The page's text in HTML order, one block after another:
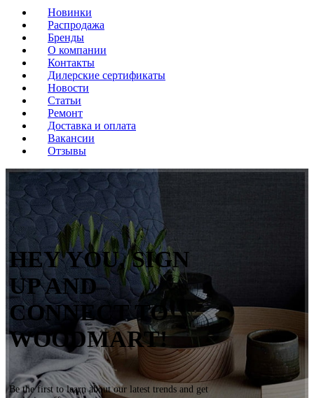
Новинки
Распродажа
Бренды
О компании
Контакты
Дилерские сертификаты
Новости
Статьи
Ремонт
Доставка и оплата
Вакансии
Отзывы
HEY YOU, SIGN
UP AND
CONNECT TO
WOODMART!
Be the first to learn about our latest trends and get